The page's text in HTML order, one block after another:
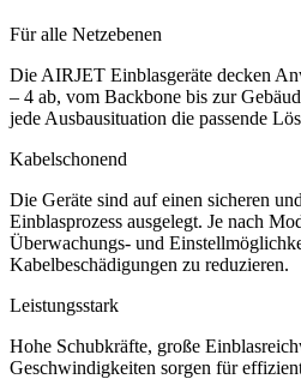
Für alle Netzebenen
Die AIRJET Einblasgeräte decken
– 4 ab, vom Backbone bis zur
jede Ausbausituation die passende
Kabelschonend
Die Geräte sind auf einen sicheren
Einblasprozess ausgelegt. Je nach
Überwachungs- und
Kabelbeschädigungen zu reduzieren.
Leistungsstark
Hohe Schubkräfte, große
Geschwindigkeiten sorgen für